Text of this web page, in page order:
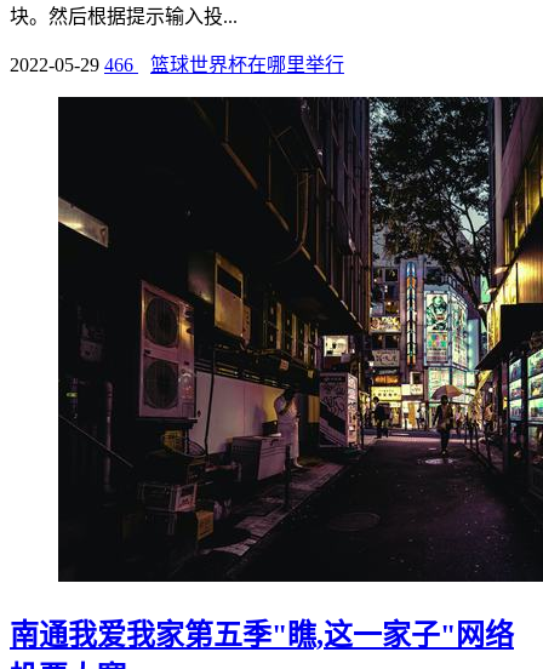
块。然后根据提示输入投...
2022-05-29 466 篮球世界杯在哪里举行
南通我爱我家第五季"瞧,这一家子"网络